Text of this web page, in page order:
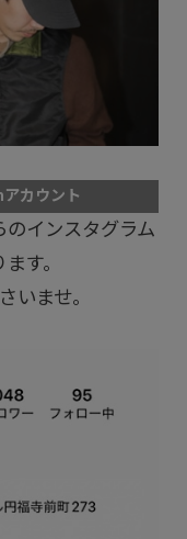
カウント
のインスタグラム
す。
いませ。